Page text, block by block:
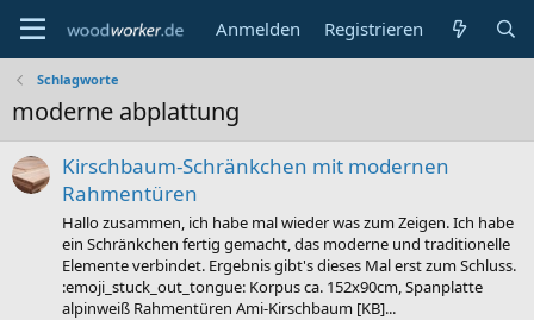
Anmelden Registrieren
Schlagworte
moderne abplattung
Kirschbaum-Schränkchen mit modernen
Rahmentüren
Hallo zusammen, ich habe mal wieder was zum Zeigen. Ich habe
ein Schränkchen fertig gemacht, das moderne und traditionelle
Elemente verbindet. Ergebnis gibt's dieses Mal erst zum Schluss.
:emoji_stuck_out_tongue: Korpus ca. 152x90cm, Spanplatte
alpinweiß Rahmentüren Ami-Kirschbaum [KB]...